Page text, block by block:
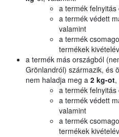
a termék
a termék védett
valamint
a termék
termékek
a termék más országból
Grönlandról) származik, és
nem haladja meg a 2 kg-ot,
a termék
a termék védett
valamint
a termék
termékek